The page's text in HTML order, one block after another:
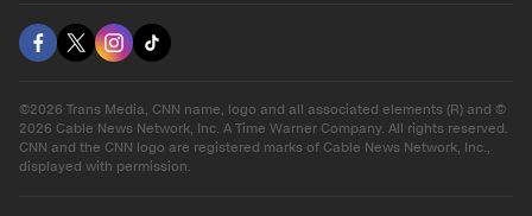
©2026 Trans Media, CNN name, logo and all associated elements (R) and ©
2026 Cable News Network, Inc. A Time Warner Company. All rights reserved.
CNN and the CNN logo are registered marks of Cable News Network, Inc.,
displayed with permission.